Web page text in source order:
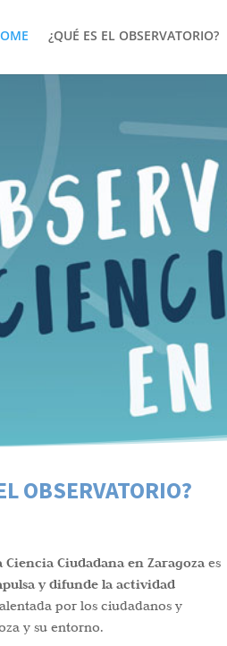
¿QUÉ ES EL OBSERVATORIO?
OBSERVATORIO?
Ciudadana en Zaragozaes
y difunde la actividad
por los ciudadanos y
y su entorno.